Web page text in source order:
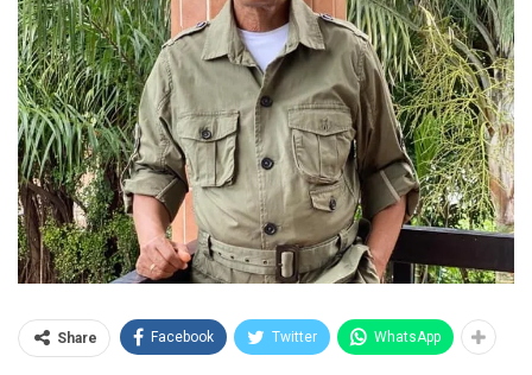
Share Facebook Twitter WhatsApp